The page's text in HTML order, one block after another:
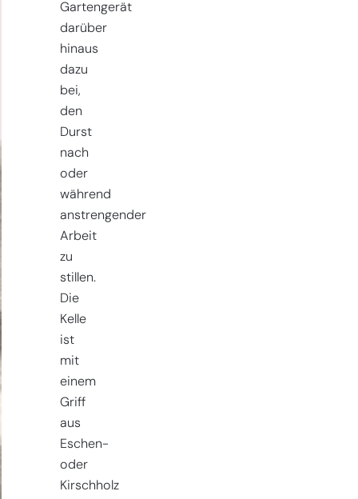
Gartengerät
darüber
hinaus
dazu
bei,
den
Durst
nach
oder
während
anstrengender
Arbeit
zu
stillen.
Die
Kelle
ist
mit
einem
Griff
aus
Eschen-
oder
Kirschholz